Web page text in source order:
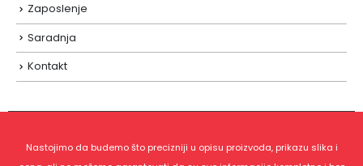
Zaposlenje
Saradnja
Kontakt
Nastojimo da budemo što precizniji u opisu proizvoda, prikazu slika i